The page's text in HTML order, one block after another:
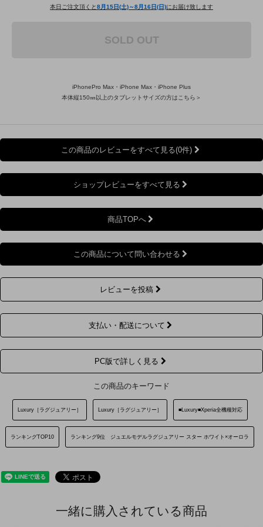
本日ご注文頂くと8月15日(土)～8月16日(日)にお届け致します
SOLD OUT
iPhonePro Max・iPhone Max・iPhone Plus
本体縦150㎜以上のタブレットサイズの方はこちら＞
この商品のレビューをすべて見る(0件)
ショップレビューをすべて見る
商品TOPへ
この商品について問い合わせる
レビューを投稿
支払い・配送について
PC版で詳しく見る
この商品のキーワード
Luxury［ラグジュアリー］ Luxury［ラグジュアリー］ ■Luxury■Xperia全機種対応
ランキングTOP10 ランキング9位 ジュエルモデルラグジュアリー スター ホワイト×オーロラ
一緒に購入されている商品